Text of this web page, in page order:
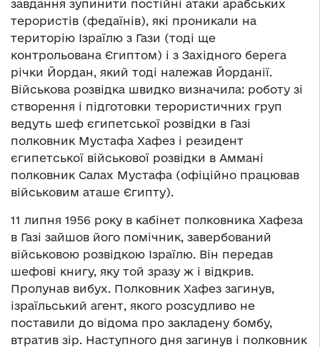
завдання зупинити постійні атаки арабських
терористів (федаїнів), які проникали на
територію Ізраїлю з Гази (тоді ще
контрольована Єгиптом) і з Західного берега
річки Йордан, який тоді належав Йорданії.
Військова розвідка швидко визначила: роботу зі
створення і підготовки терористичних груп
ведуть шеф єгипетської розвідки в Газі
полковник Мустафа Хафез і резидент
єгипетської військової розвідки в Аммані
полковник Салах Мустафа (офіційно працював
військовим аташе Єгипту).
11 липня 1956 року в кабінет полковника Хафеза
в Газі зайшов його помічник, завербований
військовою розвідкою Ізраїлю. Він передав
шефові книгу, яку той зразу ж і відкрив.
Пролунав вибух. Полковник Хафез загинув,
ізраїльський агент, якого розсудливо не
поставили до відома про закладену бомбу,
втратив зір. Наступного дня загинув і полковник